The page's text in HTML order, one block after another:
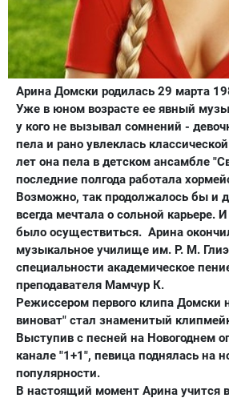
Арина Домски родилась 29 марта
Уже в юном возрасте ее явный
у кого не вызывал сомнений -
пела и рано увлеклась
лет она пела в детском ансамбле
последние полгода работала
Возможно, так продолжалось бы и
всегда мечтала о сольной карьере.
было осуществиться. Арина
музыкальное училище им. Р. М.
специальности академическое
преподавателя Мамчур К.
Режиссером первого клипа Домски
виноват" стал знаменитый
Выступив с песней на Новогоднем
канале "1+1", певица поднялась на
популярности.
В настоящий момент Арина учится